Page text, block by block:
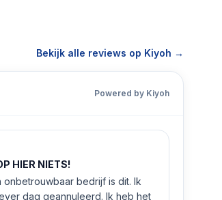
Bekijk alle reviews op Kiyoh →
Powered by Kiyoh
HIER NIETS!
onbetrouwbaar bedrijf is dit. Ik
dag geannuleerd. Ik heb het